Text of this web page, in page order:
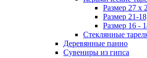
Размер 27 х
Размер 21-
Размер 16 -
Стеклянные
Деревянные панно
Сувениры из гипса